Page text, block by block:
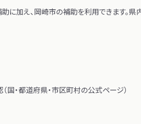
に加え、岡崎市の補助を利用できます。県
国・都道府県・市区町村の公式ページ）